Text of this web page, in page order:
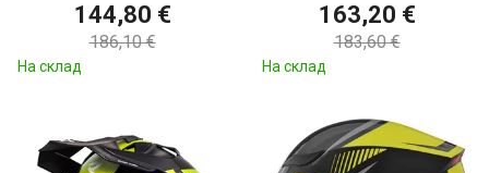
144,80 €
186,10 €
На склад
163,20 €
183,60 €
На склад